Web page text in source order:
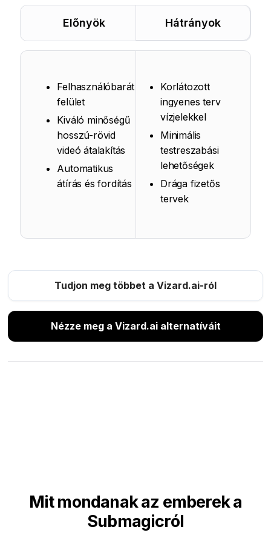
Előnyök Hátrányok
Felhasználóbarát
felület
Kiváló minőségű
hosszú-rövid
videó átalakítás
Automatikus
átírás és fordítás
Korlátozott
ingyenes terv
vízjelekkel
Minimális
testreszabási
lehetőségek
Drága fizetős
tervek
Tudjon meg többet a Vizard.ai-ról
Nézze meg a Vizard.ai alternatíváit
Mit mondanak az emberek a
Submagicról